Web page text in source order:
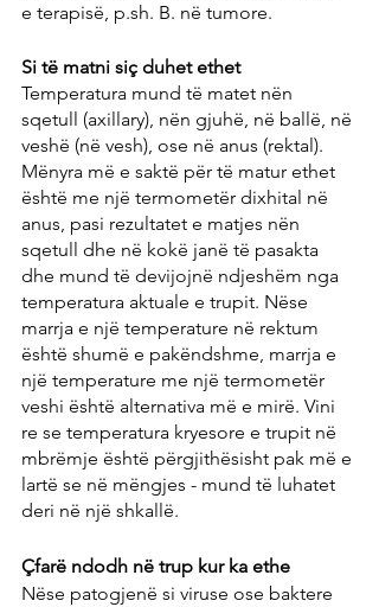
e terapisë, p.sh. B. në tumore.
Si të matni siç duhet ethet
Temperatura mund të matet nën
sqetull (axillary), nën gjuhë, në ballë, në
veshë (në vesh), ose në anus (rektal).
Mënyra më e saktë për të matur ethet
është me një termometër dixhital në
anus, pasi rezultatet e matjes nën
sqetull dhe në kokë janë të pasakta
dhe mund të devijojnë ndjeshëm nga
temperatura aktuale e trupit. Nëse
marrja e një temperature në rektum
është shumë e pakëndshme, marrja e
një temperature me një termometër
veshi është alternativa më e mirë. Vini
re se temperatura kryesore e trupit në
mbrëmje është përgjithësisht pak më e
lartë se në mëngjes - mund të luhatet
deri në një shkallë.
Çfarë ndodh në trup kur ka ethe
Nëse patogjenë si viruse ose baktere